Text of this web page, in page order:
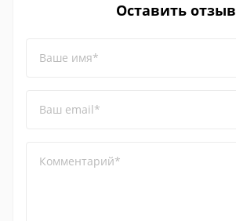
Оставить отзыв
Ваше имя*
Ваш email*
Комментарий*